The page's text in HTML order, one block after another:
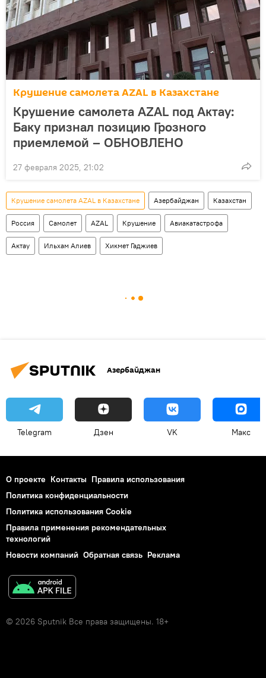
Крушение самолета AZAL в Казахстане
Крушение самолета AZAL под Актау:
Баку признал позицию Грозного
приемлемой – ОБНОВЛЕНО
27 февраля 2025, 21:02
Крушение самолета AZAL в Казахстане Азербайджан Казахстан
Россия Самолет AZAL Крушение Авиакатастрофа
Актау Ильхам Алиев Хикмет Гаджиев
Азербайджан
Telegram Дзен VK Макс
О проекте Контакты Правила использования
Политика конфиденциальности
Политика использования Cookie
Правила применения рекомендательных
технологий
Новости компаний Обратная связь Реклама
© 2026 Sputnik Все права защищены. 18+